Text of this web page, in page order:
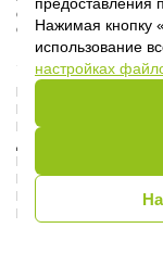
Нажимая кнопку
использование
настройках
структуру компаний
сайта без
Политика
Пользовательское
Договор
Руководство
Правила сообщества
Политика обработки
Выбор настроек Cookie